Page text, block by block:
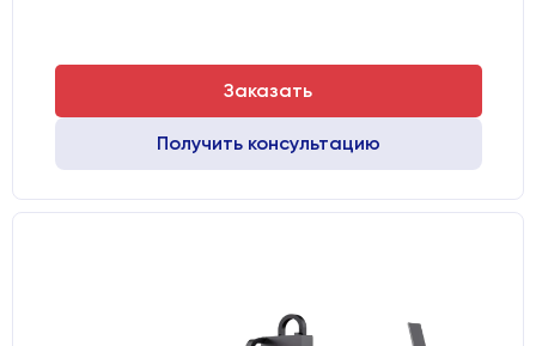
Заказать
Получить консультацию